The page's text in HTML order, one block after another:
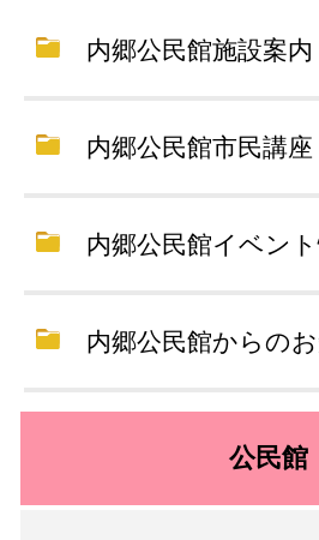
内郷公民館施設案内
内郷公民館市民講座
内郷公民館イベン
内郷公民館からの
公民館